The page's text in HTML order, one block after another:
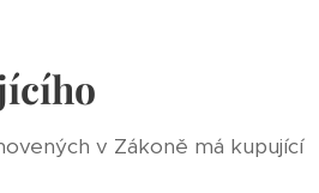
v Zákoně má kupující